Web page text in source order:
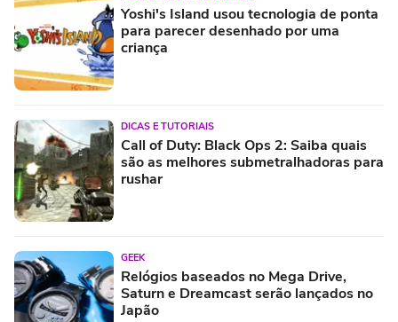
Yoshi's Island usou tecnologia de ponta
para parecer desenhado por uma
criança
DICAS E TUTORIAIS
Call of Duty: Black Ops 2: Saiba quais
são as melhores submetralhadoras para
rushar
GEEK
Relógios baseados no Mega Drive,
Saturn e Dreamcast serão lançados no
Japão